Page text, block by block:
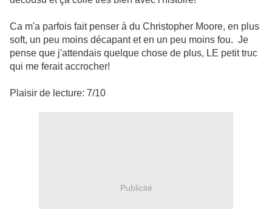
Ca m'a parfois fait penser à du Christopher Moore, en plus
soft, un peu moins décapant et en un peu moins fou. Je
pense que j'attendais quelque chose de plus, LE petit truc
qui me ferait accrocher!
Plaisir de lecture: 7/10
Publicité